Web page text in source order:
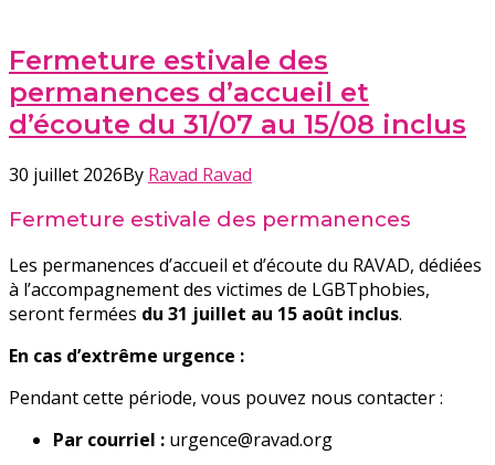
Fermeture estivale des
permanences d’accueil et
d’écoute du 31/07 au 15/08 inclus
30 juillet 2026By Ravad Ravad
Fermeture estivale des permanences
Les permanences d’accueil et d’écoute du RAVAD, dédiées
à l’accompagnement des victimes de LGBTphobies,
seront fermées du 31 juillet au 15 août inclus.
En cas d’extrême urgence :
Pendant cette période, vous pouvez nous contacter :
Par courriel : urgence@ravad.org